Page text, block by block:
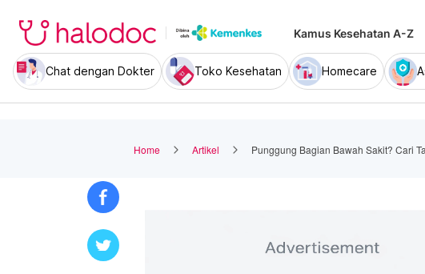
Kamus Kesehatan A-Z
Chat dengan Dokter Toko Kesehatan Homecare
Home Artikel Punggung Bagian Bawah Sakit? Cari